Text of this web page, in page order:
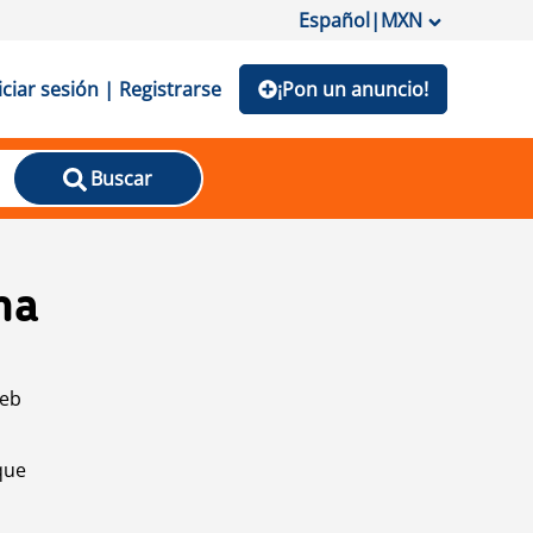
Español|MXN
sesión | Registrarse ¡Pon un anuncio!
Buscar